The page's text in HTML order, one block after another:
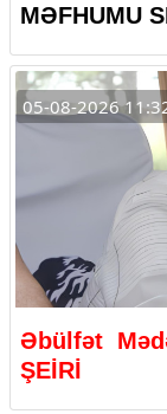
MƏFHUMU
05-08-2026
Əbülfət
ŞEİRİ